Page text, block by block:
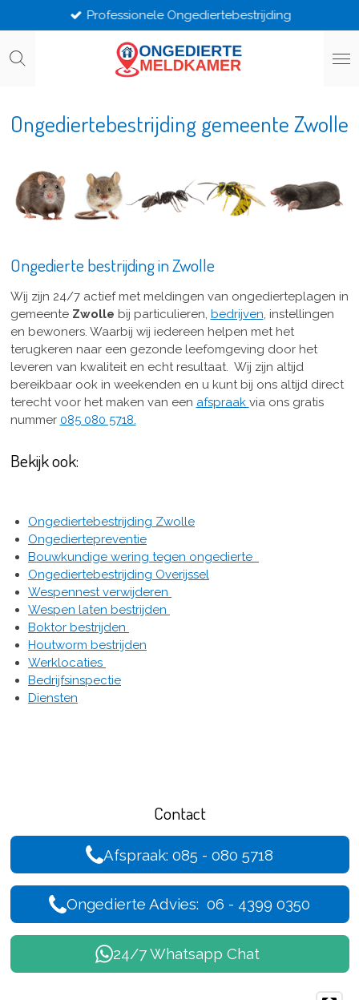
direct
naar
Professionele Ongediertebestrijding
Ongediertebestrijding gemeente Zwolle
Ongedierte bestrijding in Zwolle
Wij zijn 24/7 actief met meldingen van ongedierteplagen in
gemeente Zwolle bij particulieren, bedrijven, instellingen
en bewoners. Waarbij wij iedereen helpen met het
terugkeren naar een gezonde leefomgeving door het
leveren van kwaliteit en echt resultaat. Wij zijn altijd
bereikbaar ook in weekenden en u kunt bij ons altijd direct
terecht voor het maken van een afspraak via ons gratis
nummer 085 080 5718.
Bekijk ook:
Ongediertebestrijding Zwolle
Ongediertepreventie
Bouwkundige wering tegen ongedierte
Ongediertebestrijding Overijssel
Wespennest verwijderen
Wespen laten bestrijden
Boktor bestrijden
Houtworm bestrijden
Werklocaties
Bedrijfsinspectie
Diensten
Contact
Afspraak: 085 - 080 5718
Ongedierte Advies: 06 - 4399 0350
24/7 Whatsapp Chat